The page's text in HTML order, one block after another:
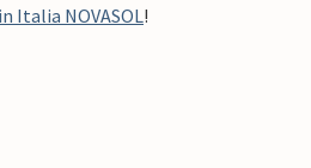
Italia NOVASOL!